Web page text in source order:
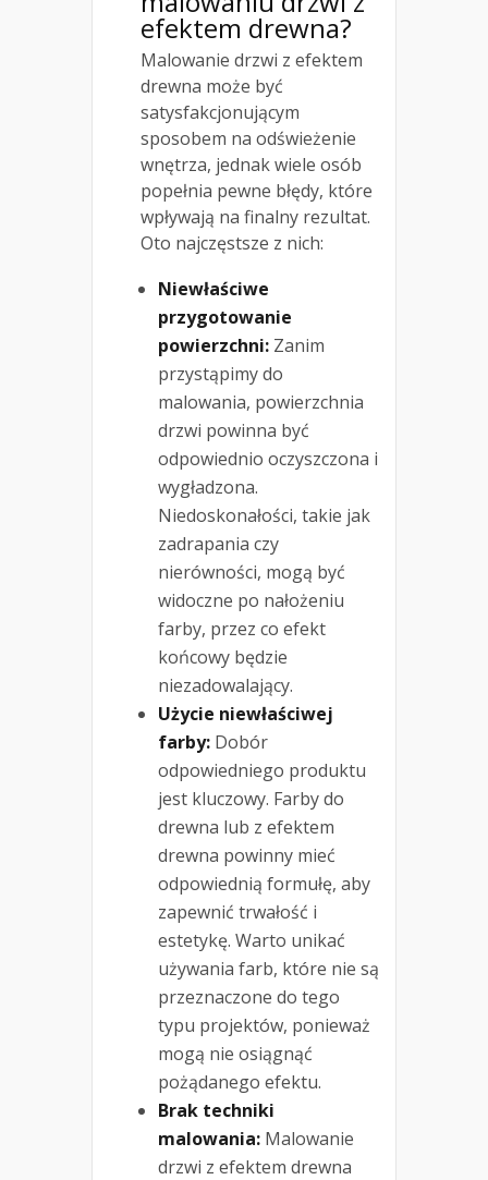
efektem drewna?
Malowanie drzwi z efektem
drewna może być
satysfakcjonującym
sposobem na odświeżenie
wnętrza, jednak wiele osób
popełnia pewne błędy, które
wpływają na finalny rezultat.
Oto najczęstsze z nich:
Niewłaściwe
przygotowanie
powierzchni: Zanim
przystąpimy do
malowania, powierzchnia
drzwi powinna być
odpowiednio oczyszczona i
wygładzona.
Niedoskonałości, takie jak
zadrapania czy
nierówności, mogą być
widoczne po nałożeniu
farby, przez co efekt
końcowy będzie
niezadowalający.
Użycie niewłaściwej
farby: Dobór
odpowiedniego produktu
jest kluczowy. Farby do
drewna lub z efektem
drewna powinny mieć
odpowiednią formułę, aby
zapewnić trwałość i
estetykę. Warto unikać
używania farb, które nie są
przeznaczone do tego
typu projektów, ponieważ
mogą nie osiągnąć
pożądanego efektu.
Brak techniki
malowania: Malowanie
drzwi z efektem drewna